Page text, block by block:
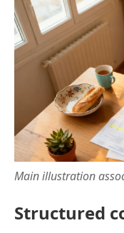
Main illustration
Structured